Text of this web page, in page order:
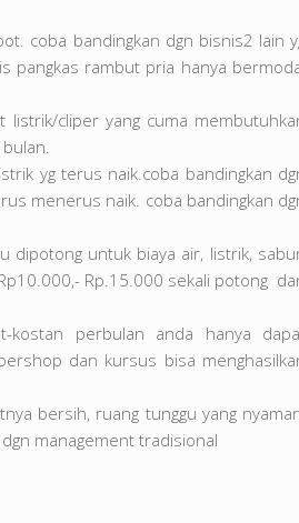
coba bandingkan dgn bisnis2 lain
pangkas rambut pria hanya
listrik/cliper yang cuma
yg terus naik.coba bandingkan
menerus naik. coba bandingkan
dipotong untuk biaya air, listrik,
Rp.15.000 sekali potong
kostan perbulan anda hanya
dan kursus bisa
bersih, ruang tunggu yang
management tradisional